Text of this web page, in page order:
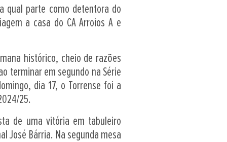
qual parte como detentora do
a casa do CA Arroios A e
histórico, cheio de razões
terminar em segundo na Série
dia 17, o Torrense foi a
25.
de uma vitória em tabuleiro
José Bárria. Na segunda mesa